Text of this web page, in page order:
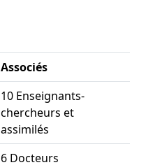
Associés
10 Enseignants-
chercheurs et
assimilés
6 Docteurs